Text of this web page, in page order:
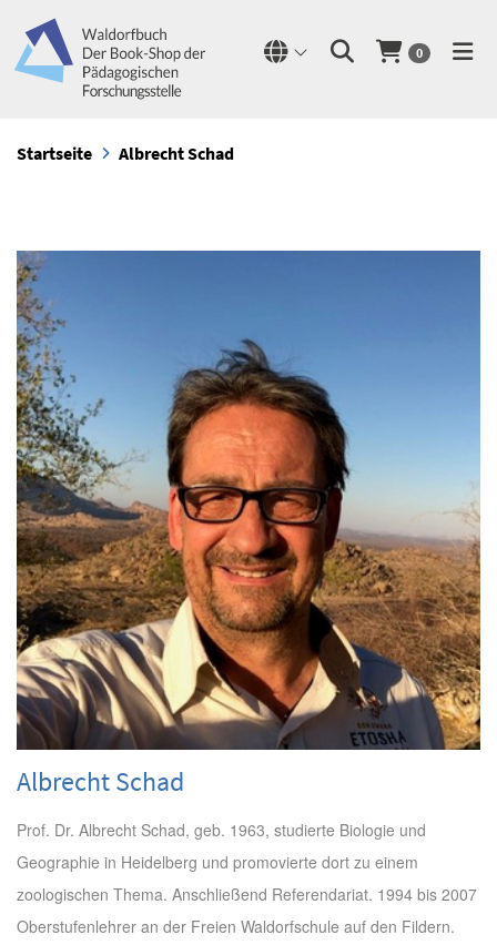
0
Startseite Albrecht Schad
Albrecht Schad
Prof. Dr. Albrecht Schad, geb. 1963, studierte Biologie und
Geographie in Heidelberg und promovierte dort zu einem
zoologischen Thema. Anschließend Referendariat. 1994 bis 2007
Oberstufenlehrer an der Freien Waldorfschule auf den Fildern.